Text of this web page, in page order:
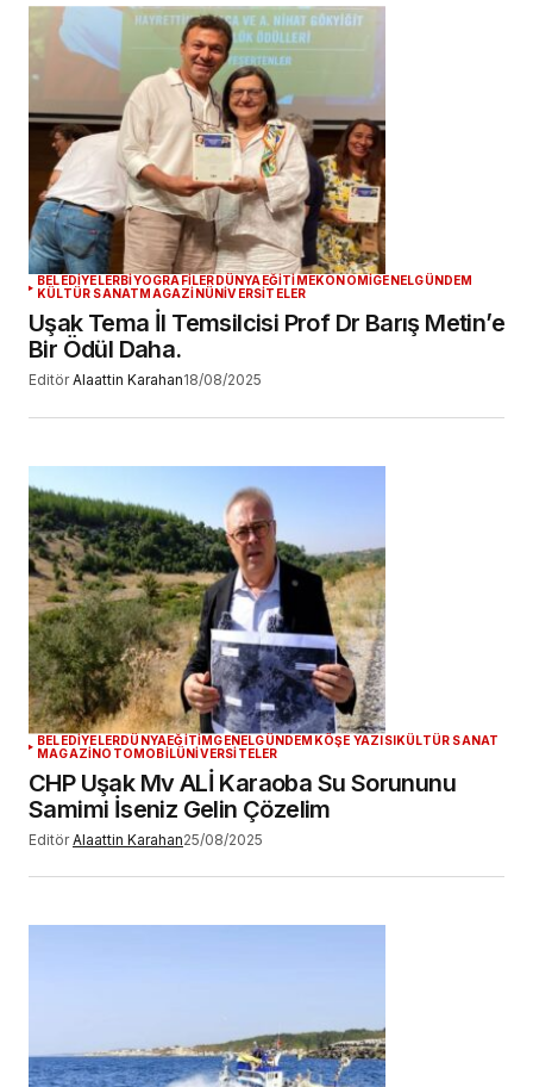
Daha sonraki yorumlarımda kullanılması için
adım, e-posta adresim ve site adresim bu
tarayıcıya kaydedilsin.
YORUM GÖNDER
BELEDİYELERBİYOGRAFİLER DÜNYA EĞİTİM EKONOMİGENELGÜNDEM
KÜLTÜR SANAT MAGAZİN ÜNİVERSİTELER
Uşak Tema İl Temsilcisi Prof Dr Barış Metin’e
Bir Ödül Daha.
Editör Alaattin Karahan18/08/2025
BELEDİYELERDÜNYAEĞİTİMGENELGÜNDEM KÖŞE YAZISIKÜLTÜR SANAT
MAGAZİNOTOMOBİLÜNİVERSİTELER
CHP Uşak Mv ALİ Karaoba Su Sorununu
Samimi İseniz Gelin Çözelim
Editör Alaattin Karahan25/08/2025